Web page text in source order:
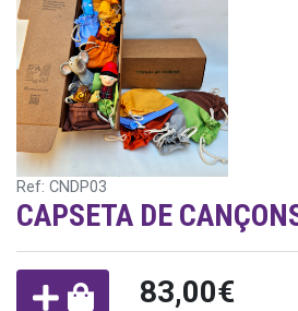
Ref: CNDP03
CAPSETA DE
83,00€